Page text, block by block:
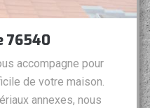
76540
accompagne pour
de votre maison.
annexes, nous